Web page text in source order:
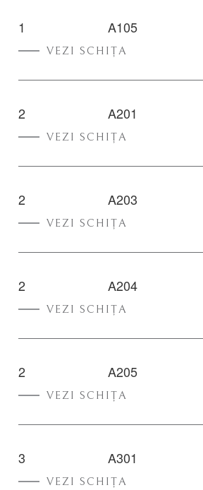
1 A105
VEZI SCHIȚA
2 A201
VEZI SCHIȚA
2 A203
VEZI SCHIȚA
2 A204
VEZI SCHIȚA
2 A205
VEZI SCHIȚA
3 A301
VEZI SCHIȚA